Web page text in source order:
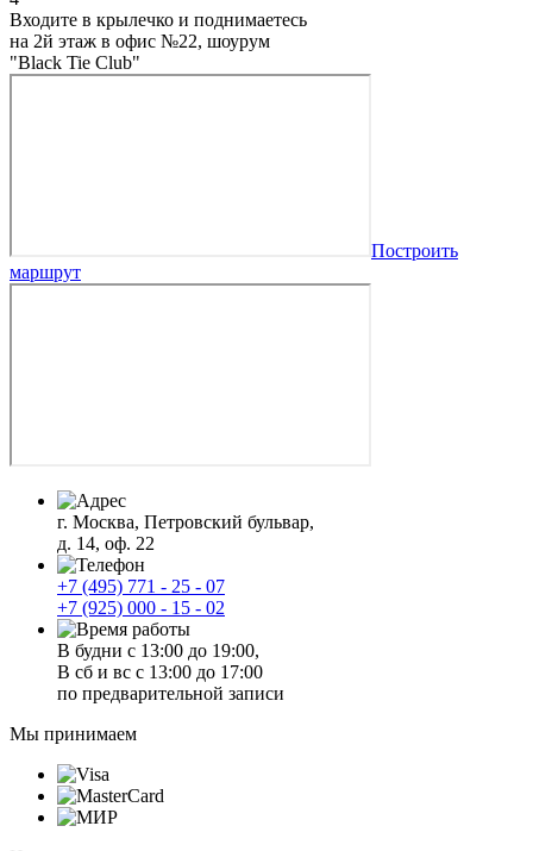
Входите в крылечко и поднимаетесь
на 2й этаж в офис №22, шоурум
"Black Tie Club"
Построить
маршрут
г. Москва, Петровский бульвар,
д. 14, оф. 22
+7 (495) 771 - 25 - 07
+7 (925) 000 - 15 - 02
В будни с 13:00 до 19:00,
В сб и вс с 13:00 до 17:00
по предварительной записи
Мы принимаем